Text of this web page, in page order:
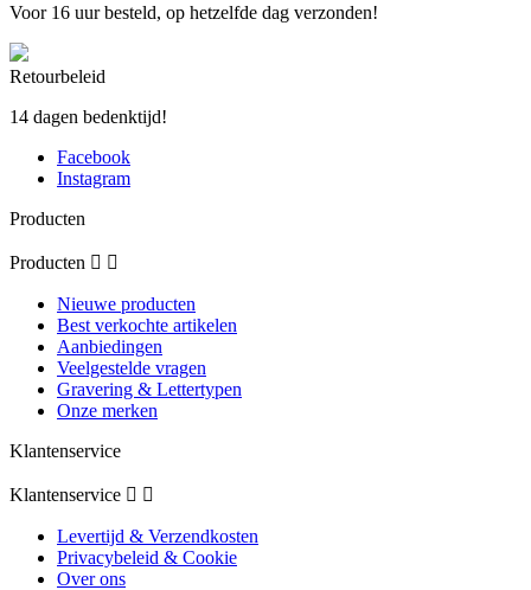
Voor 16 uur besteld, op hetzelfde dag verzonden!
Retourbeleid
14 dagen bedenktijd!
Facebook
Instagram
Producten
Producten  
Nieuwe producten
Best verkochte artikelen
Aanbiedingen
Veelgestelde vragen
Gravering & Lettertypen
Onze merken
Klantenservice
Klantenservice  
Levertijd & Verzendkosten
Privacybeleid & Cookie
Over ons